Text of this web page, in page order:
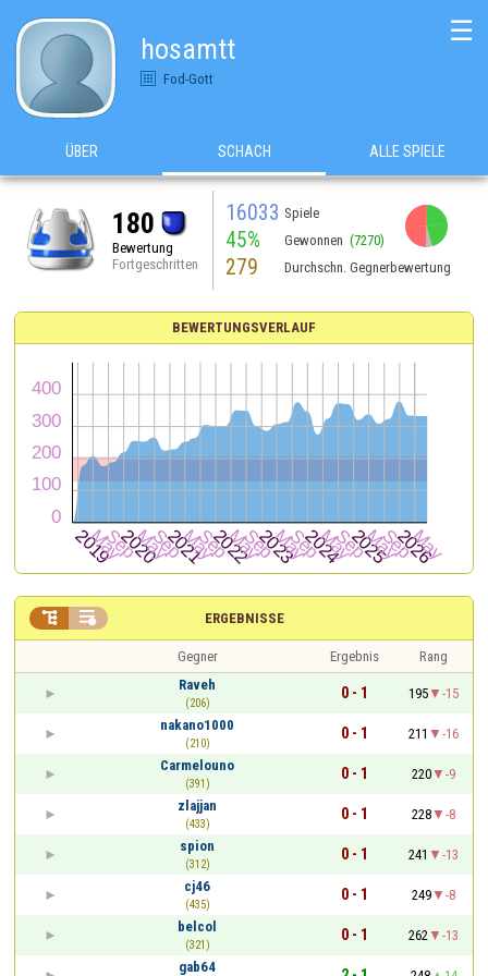
hosamtt
Fod-Gott
☰
ÜBER SCHACH ALLE SPIELE
180
Bewertung
Fortgeschritten
16033 Spiele
45% Gewonnen (7270)
279 Durchschn. Gegnerbewertung
BEWERTUNGSVERLAUF
ERGEBNISSE
 
Gegner Ergebnis
Rang
Raveh
(206)
0 - 1 195
-15
nakano1000
(210)
0 - 1 211
-16
Carmelouno
(391)
0 - 1 220
-9
zlajjan
(433)
0 - 1 228
-8
spion
(312)
0 - 1 241
-13
cj46
(435)
0 - 1 249
-8
belcol
(321)
0 - 1 262
-13
gab64